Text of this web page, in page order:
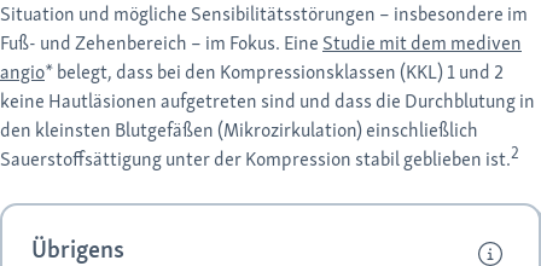
Situation und mögliche Sensibilitätsstörungen – insbesondere im
Fuß- und Zehenbereich – im Fokus. Eine Studie mit dem mediven
angio* belegt, dass bei den Kompressionsklassen (KKL) 1 und 2
keine Hautläsionen aufgetreten sind und dass die Durchblutung in
den kleinsten Blutgefäßen (Mikrozirkulation) einschließlich
Sauerstoffsättigung unter der Kompression stabil geblieben ist.2
Übrigens